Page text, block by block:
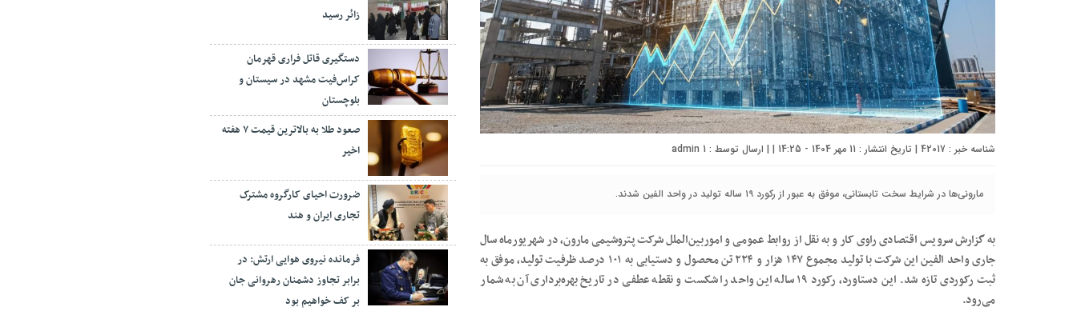
شناسه خبر : 42017 | تاریخ انتشار : 11 مهر 1404 - 14:25 | | ارسال توسط : admin 1
مارونی‌ها در شرایط سخت تابستانی، موفق به عبور از رکورد ۱۹ ساله تولید در واحد الفین شدند.
به گزارش سرویس اقتصادی راوی کار و به نقل از روابط عمومی و اموربین‌الملل شرکت پتروشیمی مارون، در شهریورماه سال
جاری واحد الفین این شرکت با تولید مجموع ۱۴۷ هزار و ۲۲۴ تن محصول و دستیابی به ۱۰۱ درصد ظرفیت تولید، موفق به
ثبت رکوردی تازه شد. این دستاورد، رکورد ۱۹ ساله این واحد را شکست و نقطه عطفی در تاریخ بهره‌برداری آن به شمار
می‌رود.
زائر رسید
دستگیری قاتل فراری قهرمان
کراس‌فیت مشهد در سیستان‌ و
بلوچستان
صعود طلا به بالاترین قیمت ۷ هفته
اخیر
ضرورت احیای کارگروه مشترک
تجاری ایران و هند
فرمانده نیروی هوایی ارتش: در
برابر تجاوز دشمنان رهروانی جان
بر کف خواهیم بود